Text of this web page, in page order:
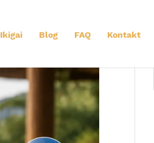
Ikigai Blog FAQ Kontakt